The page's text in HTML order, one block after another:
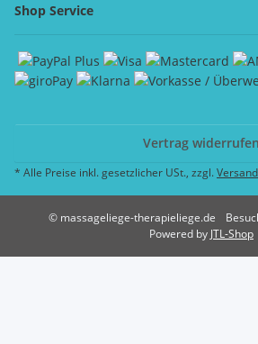
Shop Service
Vertrag widerrufen
* Alle Preise inkl. gesetzlicher USt., zzgl.Versand
© massageliege-therapieliege.de
Powered by JTL-Shop